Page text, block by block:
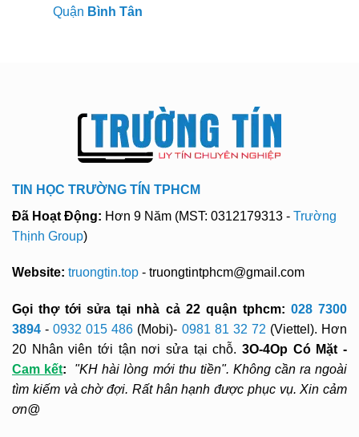
Quận Bình Tân
TIN HỌC TRƯỜNG TÍN TPHCM
Đã Hoạt Động: Hơn 9 Năm (MST: 0312179313 - Trường
Thịnh Group)
Website: truongtin.top - truongtintphcm@gmail.com
Gọi thợ tới sửa tại nhà cả 22 quận tphcm: 028 7300
3894-0932 015 486 (Mobi)- 0981 81 32 72 (Viettel). Hơn
20 Nhân viên tới tận nơi sửa tại chỗ. 3O-4Op Có Mặt -
Cam kết:
"KH hài lòng mới thu tiền". Không cần ra ngoài
tìm kiếm và chờ đợi. Rất hân hạnh được phục vụ. Xin cảm
ơn@